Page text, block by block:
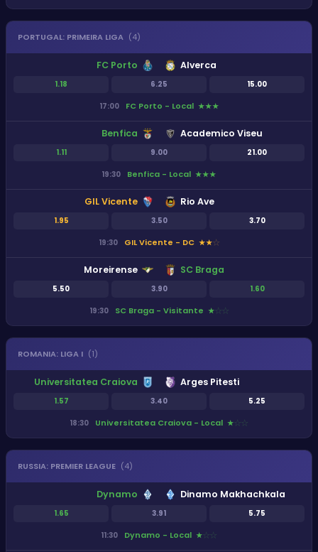
PORTUGAL: PRIMEIRA LIGA (4)
FC Porto
1.18 6.25 15.00
Alverca
17:00 FC Porto - Local ★★★
Benfica
1.11 9.00 21.00
Academico Viseu
19:30 Benfica - Local ★★★
GIL Vicente
1.95 3.50 3.70
Rio Ave
19:30 GIL Vicente - DC ★★★
Moreirense
5.50 3.90 1.60
SC Braga
19:30 SC Braga - Visitante ★★★
ROMANIA: LIGA I (1)
Universitatea Craiova
1.57 3.40 5.25
Arges Pitesti
18:30 Universitatea Craiova - Local ★★★
RUSSIA: PREMIER LEAGUE (4)
Dynamo
1.65 3.91 5.75
Dinamo Makhachkala
11:30 Dynamo - Local ★★★